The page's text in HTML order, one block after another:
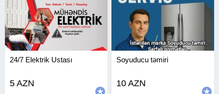
24/7 Elektrik Ustası
5 AZN
Soyuducu təmiri
10 AZN